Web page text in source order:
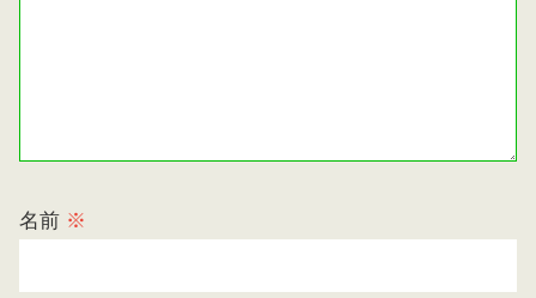
名前 ※